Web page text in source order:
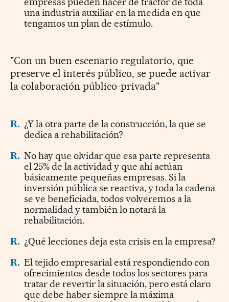
una industria auxiliar en la medida en que
tengamos un plan de estímulo.
"Con un buen escenario regulatorio, que
preserve el interés público, se puede activar
la colaboración público-privada"
R. ¿Y la otra parte de la construcción, la que se
dedica a rehabilitación?
R. No hay que olvidar que esa parte representa
el 25% de la actividad y que ahí actúan
básicamente pequeñas empresas. Si la
inversión pública se reactiva, y toda la cadena
se ve beneficiada, todos volveremos a la
normalidad y también lo notará la
rehabilitación.
R. ¿Qué lecciones deja esta crisis en la empresa?
R. El tejido empresarial está respondiendo con
ofrecimientos desde todos los sectores para
tratar de revertir la situación, pero está claro
que debe haber siempre la máxima